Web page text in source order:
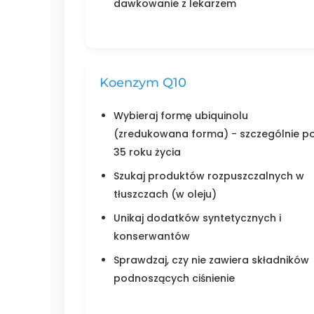
dawkowanie z lekarzem
Koenzym Q10
Wybieraj formę ubiquinolu
(zredukowana forma) - szczególnie
35 roku życia
Szukaj produktów rozpuszczalnych w
tłuszczach (w oleju)
Unikaj dodatków syntetycznych i
konserwantów
Sprawdzaj, czy nie zawiera składników
podnoszących ciśnienie